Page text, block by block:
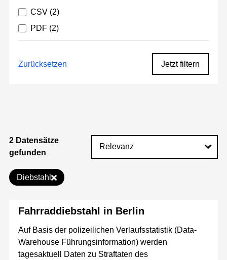
CSV (2)
PDF (2)
Zurücksetzen Jetzt filtern
2 Datensätze
gefunden
Diebstahl
Fahrraddiebstahl in Berlin
Auf Basis der polizeilichen Verlaufsstatistik (Data-
Warehouse Führungsinformation) werden
tagesaktuell Daten zu Straftaten des